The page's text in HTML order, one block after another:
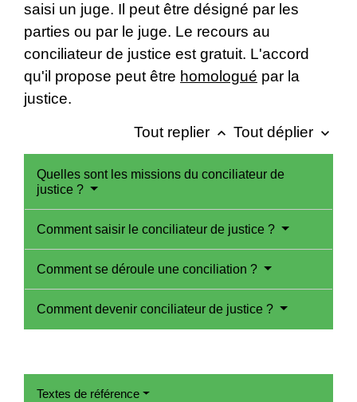
saisi un juge. Il peut être désigné par les
parties ou par le juge. Le recours au
conciliateur de justice est gratuit. L'accord
qu'il propose peut être homologué par la
justice.
Tout replier keyboard_arrow_up Tout déplier keyboard_arrow_down
Quelles sont les missions du conciliateur de
justice ?
Comment saisir le conciliateur de justice ?
Comment se déroule une conciliation ?
Comment devenir conciliateur de justice ?
Textes de référence